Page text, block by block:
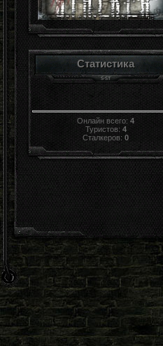
Статистика
Онлайн всего:4
Туристов: 4
Сталкеров:0